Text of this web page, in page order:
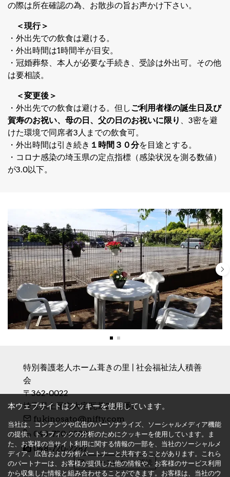
の際は所在確認の為、お散歩の旨お声かけ下さい。
＜現行＞
・外出先での飲食は避ける。
・外出時間は1時間半が目安。
・冠婚葬祭、本人が必要な手続き、受診は外出可。その他
は要相談。
＜変更後＞
・外出先での飲食は避ける。但しご利用者様の誕生日及び
賀寿のお祝い、母の日、父の日のお祝いに限り 、3密を避
けた環境で同席者3人までの飲食可。
・外出時間は引き続き １時間３０分を目途とする。
・コロナ感染の埼玉県の定点指標（感染状況を測る数値）
が3.0以下。
特別養護老人ホーム葺きの里 | 社会福祉法人積善
会
〒362-0022
埼玉県上尾市大字瓦葺2143番2
fukinosato@nifty.com
048-720-2288
048-720-2287
ニュースレターの購読
本ウェブサイトはクッキーを使用しています。
当社は、コンテンツや広告のパーソナライズ、ソーシャルメディア機能
の提供、トラフィックの分析のためにクッキーを使用しています。ま
た、お客様の当サイト利用に関する情報の一部を、当社のソーシャルメ
ディア、広告および分析パートナーと共有することがあります。これら
のパートナーは、お客様が提供した他の情報や、お客様のサービス利用
から収集した情報と組み合わせることができます。お客様は、当社のウ